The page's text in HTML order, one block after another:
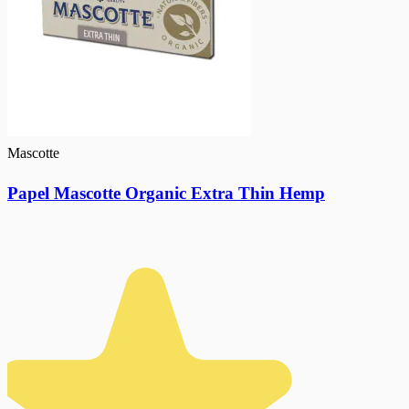
Mascotte
Papel Mascotte Organic Extra Thin Hemp